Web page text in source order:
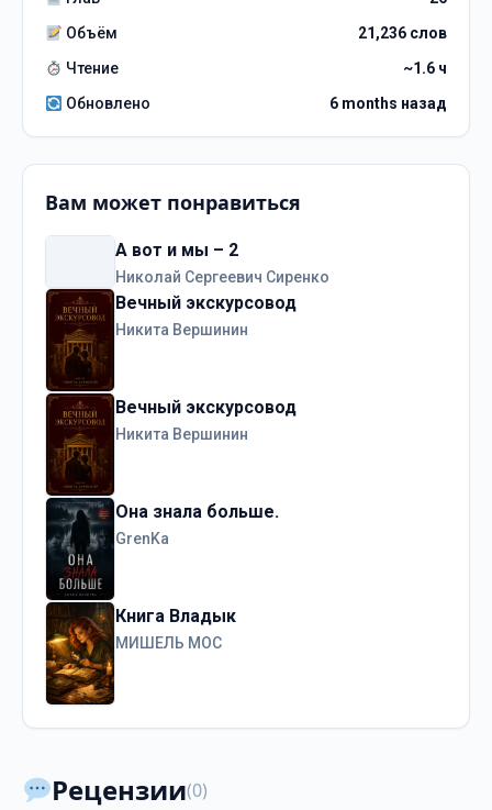
Объём
21,236 слов
Чтение
~1.6 ч
Обновлено
6 months назад
Вам может понравиться
А вот и мы – 2
Николай Сергеевич Сиренко
Вечный экскурсовод
Никита Вершинин
Вечный экскурсовод
Никита Вершинин
Она знала больше.
GrenKa
Книга Владык
МИШЕЛЬ МОС
Рецензии(0)